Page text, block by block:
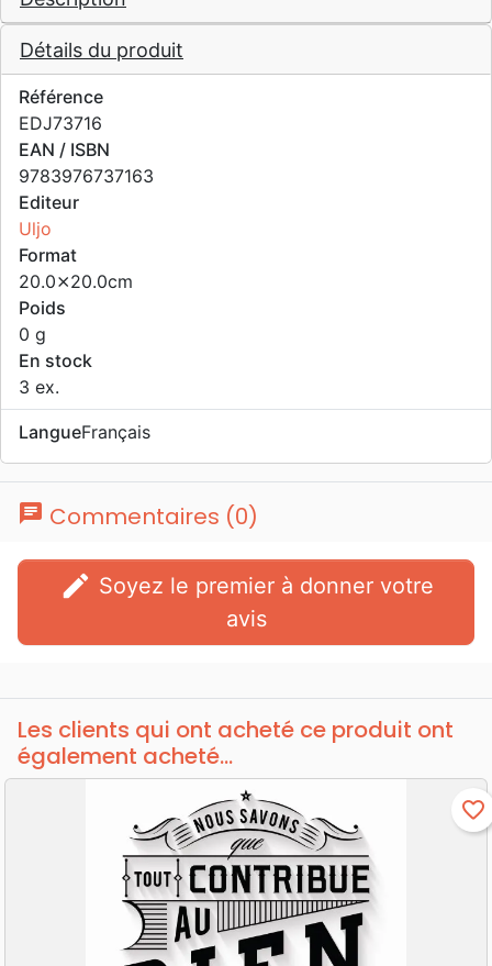
Détails du produit
Référence
EDJ73716
EAN / ISBN
9783976737163
Editeur
Uljo
Format
20.0⨯20.0cm
Poids
0 g
En stock
3 ex.
LangueFrançais
chat Commentaires (0)
edit
avis
Les clients qui ont acheté ce produit ont
également acheté...
favorite_border